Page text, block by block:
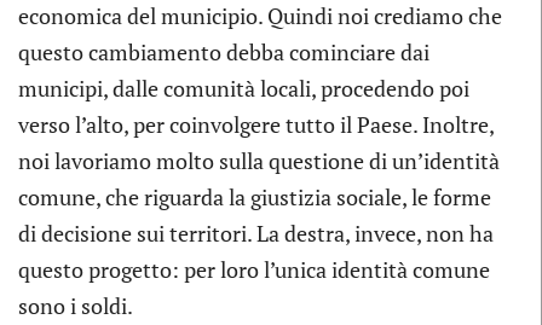
economica del municipio. Quindi noi crediamo che
questo cambiamento debba cominciare dai
municipi, dalle comunità locali, procedendo poi
verso l’alto, per coinvolgere tutto il Paese. Inoltre,
noi lavoriamo molto sulla questione di un’identità
comune, che riguarda la giustizia sociale, le forme
di decisione sui territori. La destra, invece, non ha
questo progetto: per loro l’unica identità comune
sono i soldi.